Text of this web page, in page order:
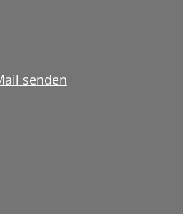
senden
YouTube